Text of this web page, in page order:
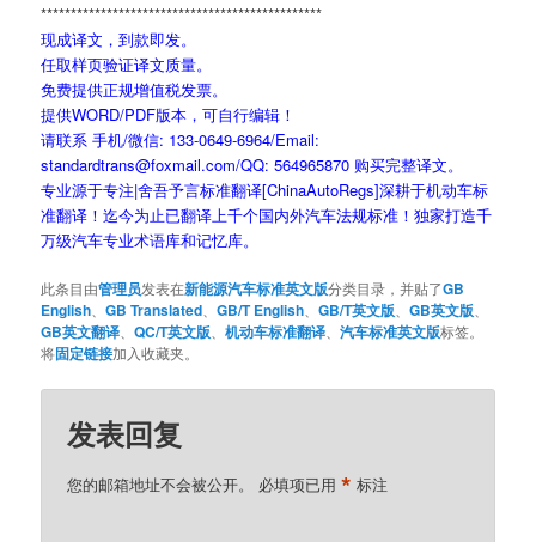
***********************************************
现成译文，到款即发。
任取样页验证译文质量。
免费提供正规增值税发票。
提供WORD/PDF版本，可自行编辑！
请联系 手机/微信: 133-0649-6964/Email:
standardtrans@foxmail.com/QQ: 564965870 购买完整译文。
专业源于专注|舍吾予言标准翻译[ChinaAutoRegs]深耕于机动车标
准翻译！迄今为止已翻译上千个国内外汽车法规标准！独家打造千
万级汽车专业术语库和记忆库。
此条目由管理员发表在新能源汽车标准英文版分类目录，并贴了GB
English 、GB Translated 、GB/T English 、GB/T英文版 、GB英文版
GB英文翻译 、QC/T英文版 、机动车标准翻译 、汽车标准英文版标签。
将固定链接加入收藏夹。
发表回复
您的邮箱地址不会被公开。 必填项已用* 标注